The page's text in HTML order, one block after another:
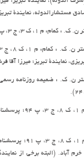
مستشارالدوله، نمایندۀ
م 1، ک 3، ج 3، پ 27 و پ 28.
نمایندۀ تبریز؛ میرزا آقا
ن. ک. : ضمیمه روزنامه
. ر. ک. : کمام: م
. ر. ک. : کمام: م 1،
آباد. (البته برخی از